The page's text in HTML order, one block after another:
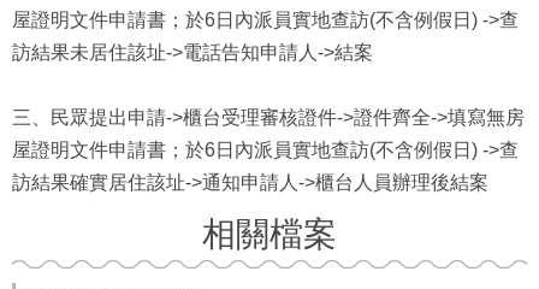
屋證明文件申請書；於6日內派員實地查訪(不含例假日) ->查
訪結果未居住該址->電話告知申請人->結案
三、民眾提出申請->櫃台受理審核證件->證件齊全->填寫無房
屋證明文件申請書；於6日內派員實地查訪(不含例假日) ->查
訪結果確實居住該址->通知申請人->櫃台人員辦理後結案
相關檔案